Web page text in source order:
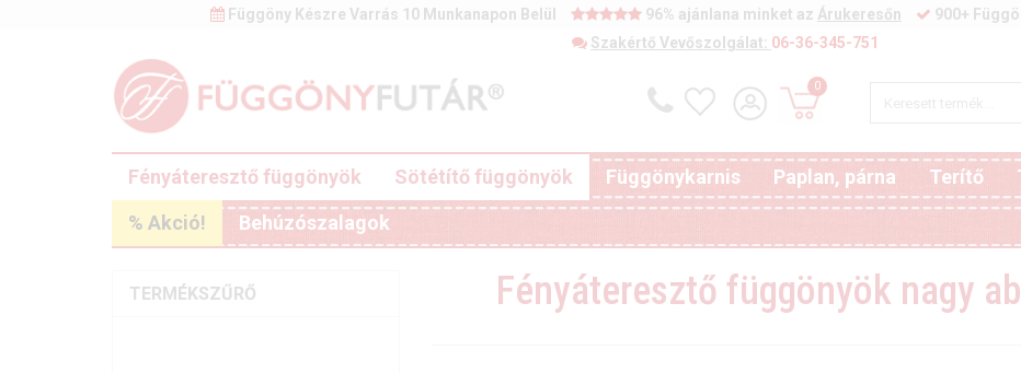
Függöny Készre Varrás 10 Munkanapon Belül 96% ajánlana minket az Árukeresőn 900+
Szakértő Vevőszolgálat: 06-36-345-751
0
Fényáteresztő függönyök Sötétítő függönyök Függönykarnis Paplan, párna Terítő
% Akció!
Behúzószalagok
Fényáteresztő függönyök nagy
TERMÉKSZŰRŐ